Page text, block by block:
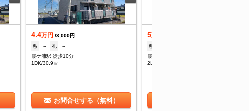
4.4万円 /3,000円
敷
-- 礼
--
霞ケ浦駅 徒歩10分
1DK/30.9㎡
お問合せする（無料）
5
敷
霞ケ浦駅 徒歩12分
2LDK/52.17㎡